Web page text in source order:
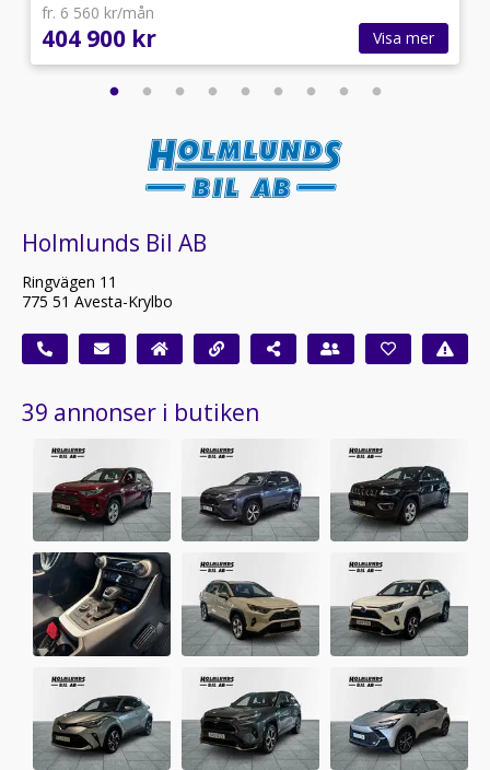
fr. 6 560 kr/mån
404 900 kr Visa mer
Holmlunds Bil AB
Ringvägen 11
775 51 Avesta-Krylbo
39 annonser i butiken